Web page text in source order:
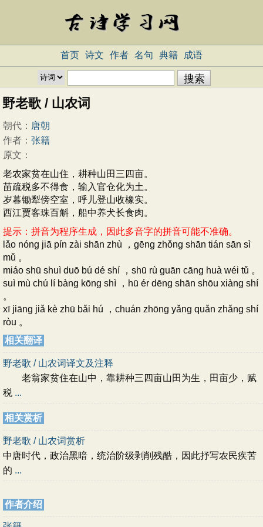
首页 诗文 作者 名句 典籍 成语
野老歌 / 山农词
朝代： 唐朝
作者： 张籍
原文：
老农家贫在山住，耕种山田三四亩。
苗疏税多不得食，输入官仓化为土。
岁暮锄犁傍空室，呼儿登山收橡实。
西江贾客珠百斛，船中养犬长食肉。
提示：拼音为程序生成，因此多音字的拼音可能不准确。
lǎo nóng jiā pín zài shān zhù ，gēng zhǒng shān tián sān sì
mǔ 。
miáo shū shuì duō bú dé shí ，shū rù guān cāng huà wéi tǔ 。
suì mù chú lí bàng kōng shì ，hū ér dēng shān shōu xiàng shí
。
xī jiāng jiǎ kè zhū bǎi hú ，chuán zhōng yǎng quǎn zhǎng shí
ròu 。
相关翻译
野老歌 / 山农词译文及注释
老翁家贫住在山中，靠耕种三四亩山田为生，田亩少，赋
税 ...
相关赏析
野老歌 / 山农词赏析
中唐时代，政治黑暗，统治阶级剥削残酷，因此抒写农民疾苦
的 ...
作者介绍